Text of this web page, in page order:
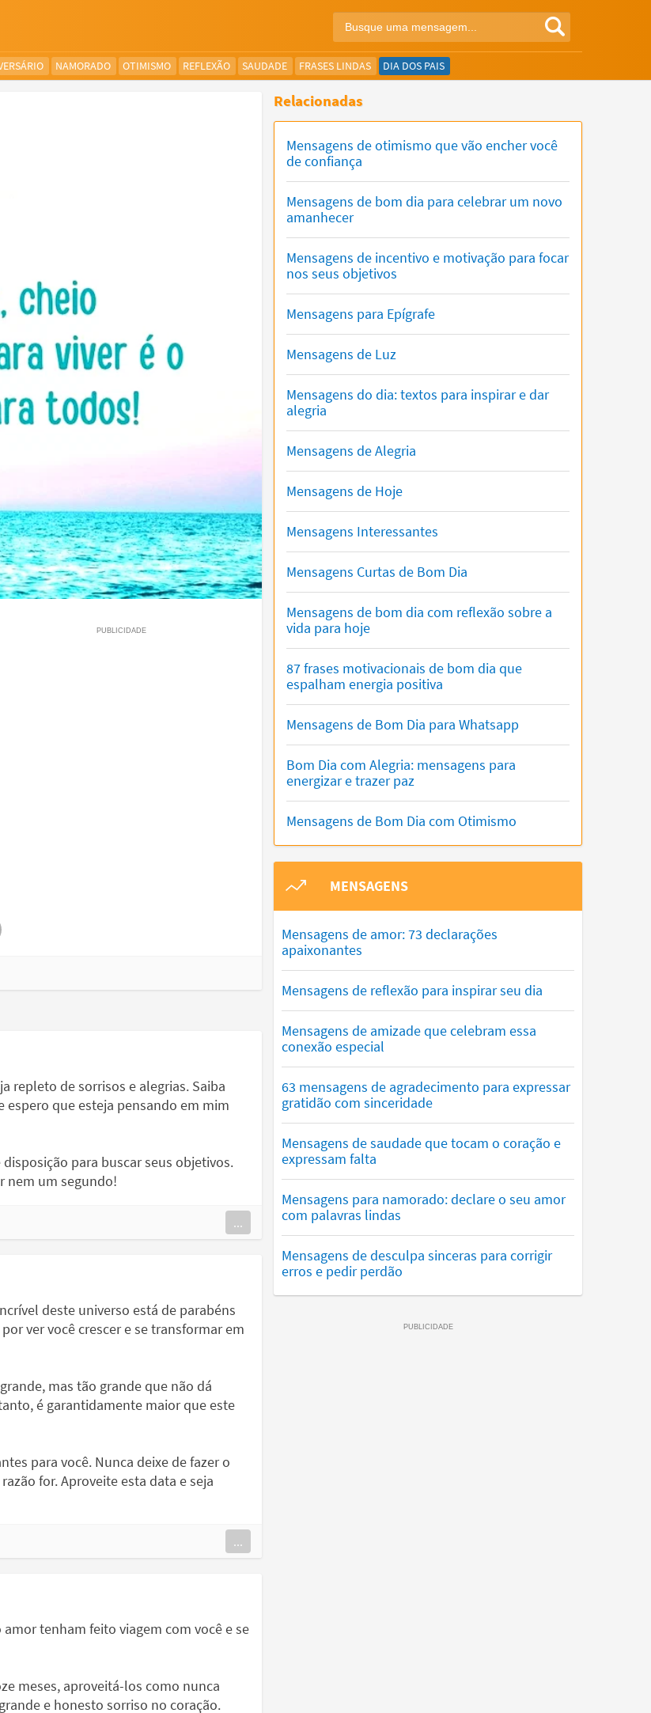
NAMORADO OTIMISMO REFLEXÃO SAUDADE FRASES LINDAS DIA DOS PAIS
repleto de sorrisos e alegrias. Saiba
espero que esteja pensando em mim
para buscar seus objetivos.
nem um segundo!
...
deste universo está de parabéns
ver você crescer e se transformar em
mas tão grande que não dá
é garantidamente maior que este
para você. Nunca deixe de fazer o
for. Aproveite esta data e seja
...
tenham feito viagem com você e se
meses, aproveitá-los como nunca
e honesto sorriso no coração.
Relacionadas
Mensagens de otimismo que vão encher você
de confiança
Mensagens de bom dia para celebrar um novo
amanhecer
Mensagens de incentivo e motivação para focar
nos seus objetivos
Mensagens para Epígrafe
Mensagens de Luz
Mensagens do dia: textos para inspirar e dar
alegria
Mensagens de Alegria
Mensagens de Hoje
Mensagens Interessantes
Mensagens Curtas de Bom Dia
Mensagens de bom dia com reflexão sobre a
vida para hoje
87 frases motivacionais de bom dia que
espalham energia positiva
Mensagens de Bom Dia para Whatsapp
Bom Dia com Alegria: mensagens para
energizar e trazer paz
Mensagens de Bom Dia com Otimismo
MENSAGENS
Mensagens de amor: 73 declarações
apaixonantes
Mensagens de reflexão para inspirar seu dia
Mensagens de amizade que celebram essa
conexão especial
63 mensagens de agradecimento para expressar
gratidão com sinceridade
Mensagens de saudade que tocam o coração e
expressam falta
Mensagens para namorado: declare o seu amor
com palavras lindas
Mensagens de desculpa sinceras para corrigir
erros e pedir perdão